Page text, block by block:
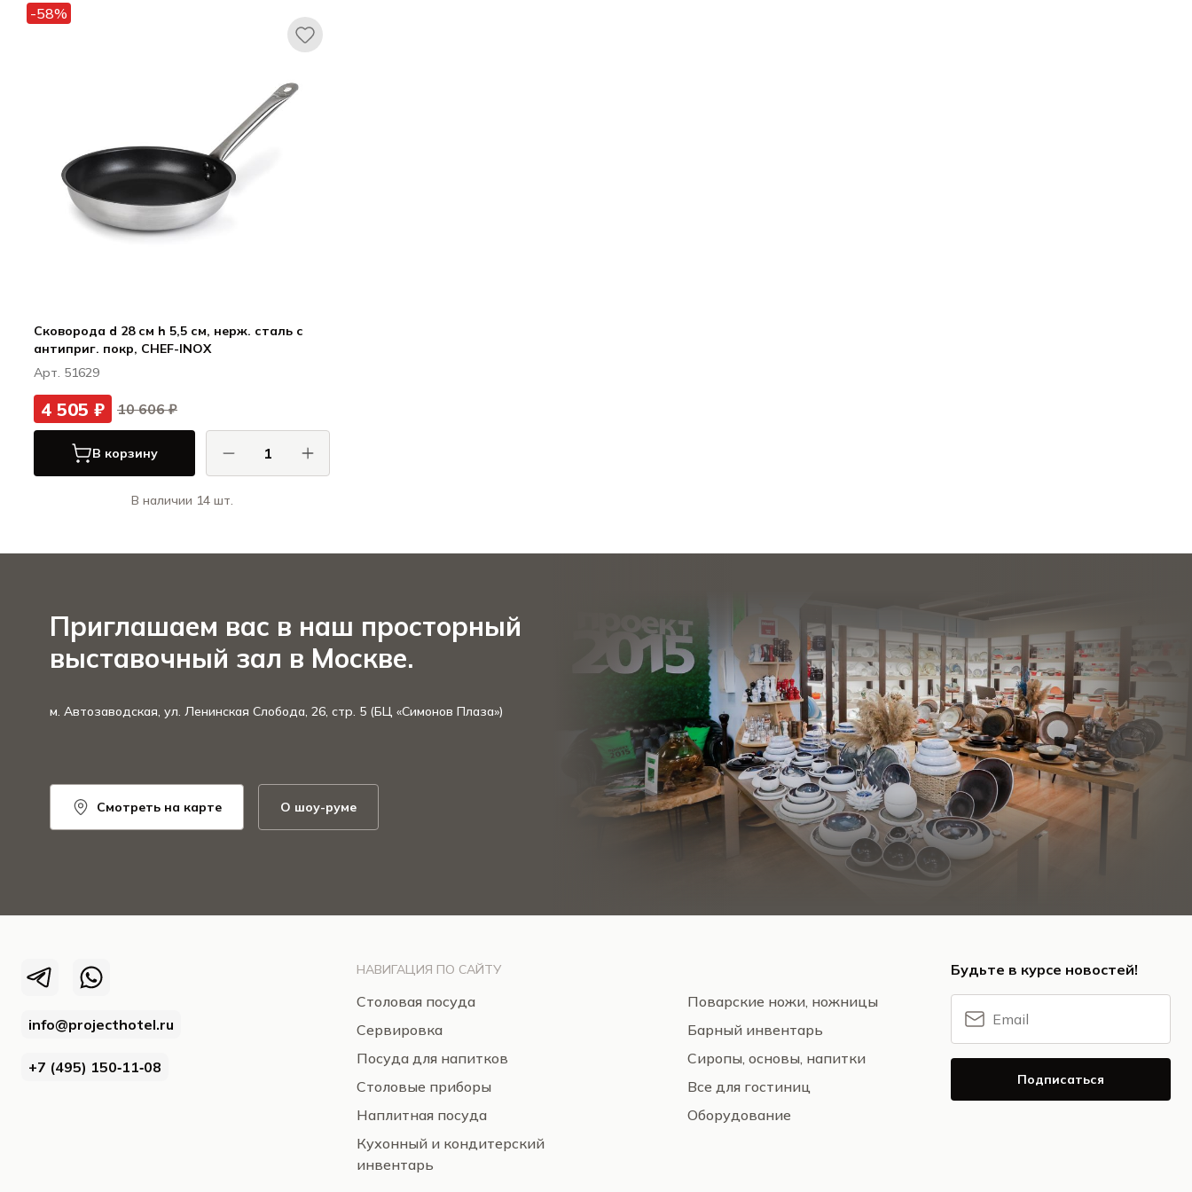
Все для гостиниц
-58%
Сковорода d 28 см h 5,5 см, нерж. сталь с
антиприг. покр, CHEF-INOX
Арт. 51629
4 505 ₽ 10 606 ₽
В корзину
В наличии 14 шт.
Приглашаем вас в наш просторный
выставочный зал в Москве.
м. Автозаводская, ул. Ленинская Слобода, 26, стр. 5 (БЦ «Симонов Плаза»)
Смотреть на карте О шоу-руме
info@projecthotel.ru
+7 (495) 150‑11‑08
НАВИГАЦИЯ ПО САЙТУ
Столовая посуда
Сервировка
Посуда для напитков
Столовые приборы
Наплитная посуда
Кухонный и кондитерский
инвентарь
Поварские ножи, ножницы
Барный инвентарь
Сиропы, основы, напитки
Все для гостиниц
Оборудование
Будьте в курсе новостей!
Подписаться